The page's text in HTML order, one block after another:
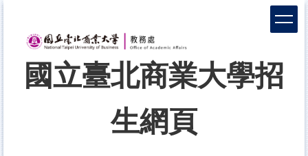
國立臺北商業大學招
生網頁